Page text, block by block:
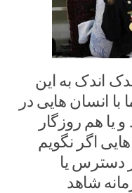
اندک به این
انسان هایی در
هم روزگار
اگر نگویم
دسترس یا
شاهد